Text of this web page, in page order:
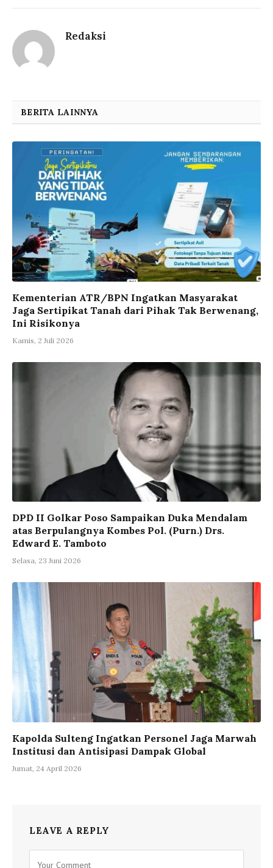
Redaksi
BERITA LAINNYA
Kementerian ATR/BPN Ingatkan Masyarakat
Jaga Sertipikat Tanah dari Pihak Tak Berwenang,
Ini Risikonya
Kamis, 2 Juli 2026
DPD II Golkar Poso Sampaikan Duka Mendalam
atas Berpulangnya Kombes Pol. (Purn.) Drs.
Edward E. Tamboto
Selasa, 23 Juni 2026
Kapolda Sulteng Ingatkan Personel Jaga Marwah
Institusi dan Antisipasi Dampak Global
Jumat, 24 April 2026
LEAVE A REPLY